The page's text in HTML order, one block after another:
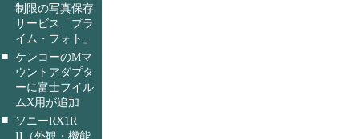
制限の写真保存
サービス「プラ
イム・フォト」
■ ケンコーのMマ
ウントアダプタ
ーに富士フイル
ムX用が追加
■
ソニーRX1R
II（外観・機能